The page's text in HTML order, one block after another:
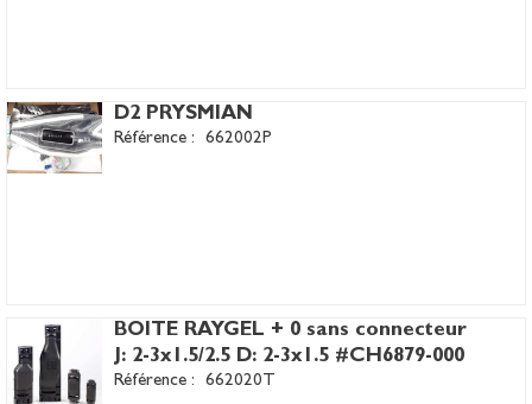
D2 PRYSMIAN
Référence : 662002P
BOITE RAYGEL + 0 sans connecteur
J: 2-3x1.5/2.5 D: 2-3x1.5 #CH6879-000
Référence : 662020T